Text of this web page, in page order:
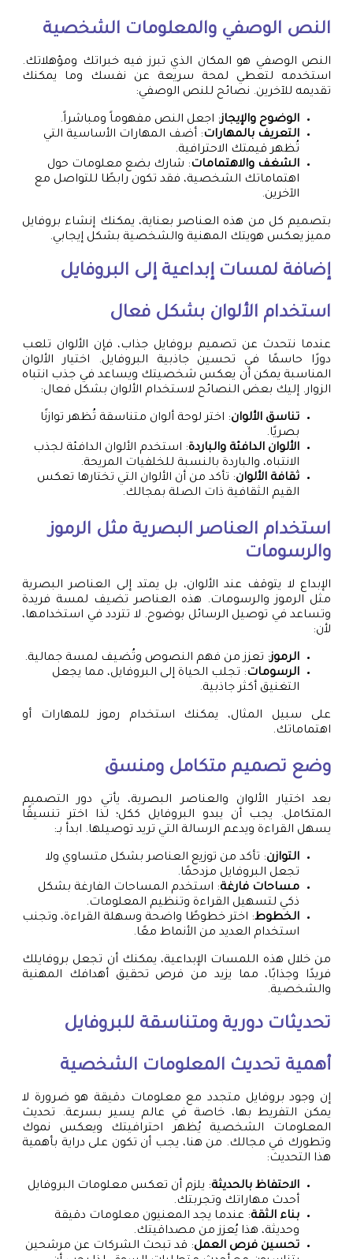
النص الوصفي والمعلومات الشخصية
النص الوصفي هو المكان الذي تبرز فيه خبراتك ومؤهلاتك.
استخدمه لتعطي لمحة سريعة عن نفسك وما يمكنك
تقديمه للآخرين. نصائح للنص الوصفي:
الوضوح والإيجاز: اجعل النص مفهوماً ومباشراً.
التعريف بالمهارات: أضف المهارات الأساسية التي
تُظهر قيمتك الاحترافية.
الشغف والاهتمامات: شارك بضع معلومات حول
اهتماماتك الشخصية، فقد تكون رابطًا للتواصل مع
الآخرين.
بتصميم كل من هذه العناصر بعناية، يمكنك إنشاء بروفايل
مميز يعكس هويتك المهنية والشخصية بشكل إيجابي.
إضافة لمسات إبداعية إلى البروفايل
استخدام الألوان بشكل فعال
عندما نتحدث عن تصميم بروفايل جذاب، فإن الألوان تلعب
دورًا حاسمًا في تحسين جاذبية البروفايل. اختيار الألوان
المناسبة يمكن أن يعكس شخصيتك ويساعد في جذب انتباه
الزوار. إليك بعض النصائح لاستخدام الألوان بشكل فعال:
تناسق الألوان: اختر لوحة ألوان متناسقة تُظهر توازنًا
بصريًا.
الألوان الدافئة والباردة: استخدم الألوان الدافئة لجذب
الانتباه، والباردة بالنسبة للخلفيات المريحة.
ثقافة الألوان: تأكد من أن الألوان التي تختارها تعكس
القيم الثقافية ذات الصلة بمجالك.
استخدام العناصر البصرية مثل الرموز
والرسومات
الإبداع لا يتوقف عند الألوان، بل يمتد إلى العناصر البصرية
مثل الرموز والرسومات. هذه العناصر تضيف لمسة فريدة
وتساعد في توصيل الرسائل بوضوح. لا تتردد في استخدامها،
لأن:
الرموز: تعزز من فهم النصوص وتُضيف لمسة جمالية.
الرسومات: تجلب الحياة إلى البروفايل، مما يجعل
التغنيق أكثر جاذبية.
على سبيل المثال، يمكنك استخدام رموز للمهارات أو
اهتماماتك.
وضع تصميم متكامل ومنسق
بعد اختيار الألوان والعناصر البصرية، يأتي دور التصميم
المتكامل. يجب أن يبدو البروفايل ككل؛ لذا اختر تنسيقًا
يسهل القراءة ويدعم الرسالة التي تريد توصيلها. ابدأ بـ:
التوازن: تأكد من توزيع العناصر بشكل متساوي ولا
تجعل البروفايل مزدحمًا.
مساحات فارغة: استخدم المساحات الفارغة بشكل
ذكي لتسهيل القراءة وتنظيم المعلومات.
الخطوط: اختر خطوطًا واضحة وسهلة القراءة، وتجنب
استخدام العديد من الأنماط معًا.
من خلال هذه اللمسات الإبداعية، يمكنك أن تجعل بروفايلك
فريدًا وجذابًا، مما يزيد من فرص تحقيق أهدافك المهنية
والشخصية.
تحديثات دورية ومتناسقة للبروفايل
أهمية تحديث المعلومات الشخصية
إن وجود بروفايل متجدد مع معلومات دقيقة هو ضرورة لا
يمكن التفريط بها، خاصة في عالم يسير بسرعة. تحديث
المعلومات الشخصية يُظهر احترافيتك ويعكس نموك
وتطورك في مجالك. من هنا، يجب أن تكون على دراية بأهمية
هذا التحديث:
الاحتفاظ بالحديثة: يلزم أن تعكس معلومات البروفايل
أحدث مهاراتك وتجربتك.
بناء الثقة: عندما يجد المعنيون معلومات دقيقة
وحديثة، هذا يُعزز من مصداقيتك.
تحسين فرص العمل: قد تبحث الشركات عن مرشحين